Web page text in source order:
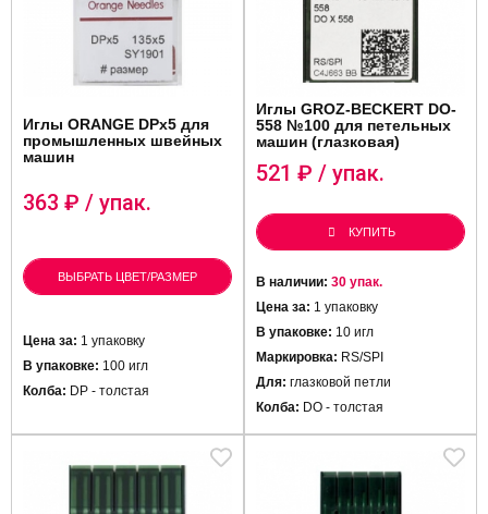
Иглы ORANGE DPх5 для
промышленных швейных
машин
363 ₽ / упак.
ВЫБРАТЬ ЦВЕТ/РАЗМЕР
Цена за: 1 упаковку
В упаковке: 100 игл
Колба: DP - толстая
Иглы GROZ-BECKERT DO-
558 №100 для петельных
машин (глазковая)
521 ₽ / упак.
КУПИТЬ
В наличии: 30 упак.
Цена за: 1 упаковку
В упаковке: 10 игл
Маркировка: RS/SPI
Для: глазковой петли
Колба: DO - толстая